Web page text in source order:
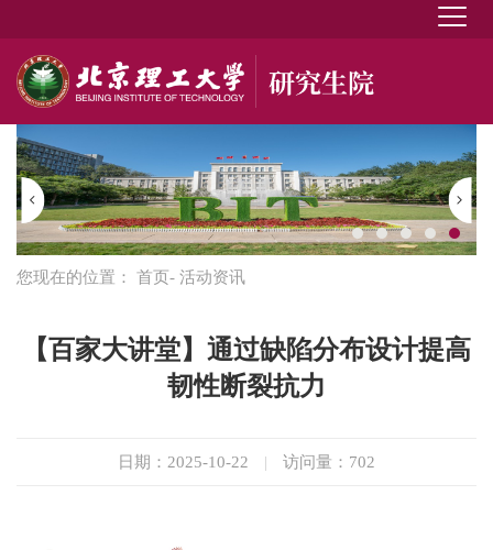
您现在的位置： 首页- 活动资讯
【百家大讲堂】通过缺陷分布设计提高
韧性断裂抗力
日期：2025-10-22 | 访问量： 702